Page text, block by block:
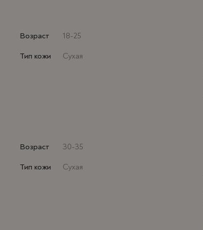
Возраст
18-25
Тип кожи
Сухая
Возраст
30-35
Тип кожи
Сухая